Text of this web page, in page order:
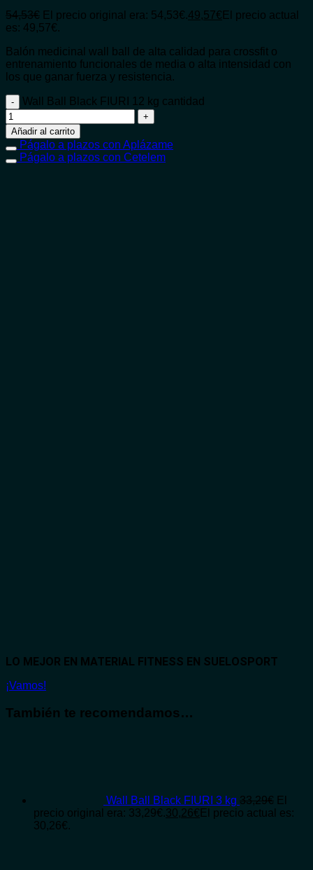
54,53€ El precio original era: 54,53€.49,57€ El precio actual
es: 49,57€.
Balón medicinal wall ball de alta calidad para crossfit o
entrenamiento funcionales de media o alta intensidad con
los que ganar fuerza y resistencia.
Wall Ball Black FIURI 12 kg cantidad
Añadir al carrito
Págalo a plazos con Aplázame
Págalo a plazos con Cetelem
LO MEJOR EN MATERIAL FITNESS EN SUELOSPORT
¡Vamos!
También te recomendamos…
Wall Ball Black FIURI 3 kg 33,29€ El
precio original era: 33,29€.30,26€ El precio actual es:
30,26€.